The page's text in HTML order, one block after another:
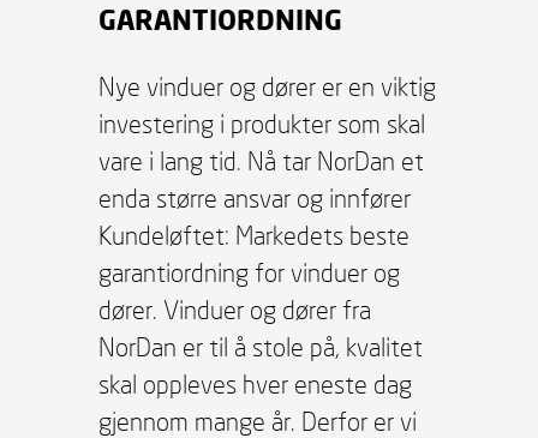
GARANTIORDNING
Nye vinduer og dører er en viktig
investering i produkter som skal
vare i lang tid. Nå tar NorDan et
enda større ansvar og innfører
Kundeløftet: Markedets beste
garantiordning for vinduer og
dører. Vinduer og dører fra
NorDan er til å stole på, kvalitet
skal oppleves hver eneste dag
gjennom mange år. Derfor er vi